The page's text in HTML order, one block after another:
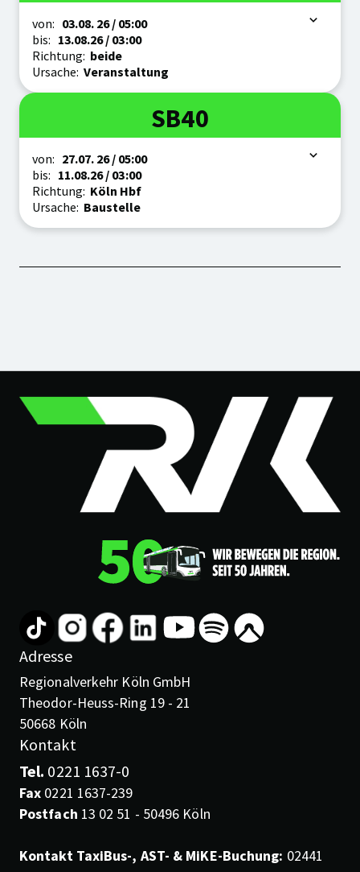
Zeitraum
von: 03.08. 26/ 05:00
bis: 13.08.26/ 03:00
Richtung: beide
Ursache: Veranstaltung
Linie
SB40
Zeitraum
von: 27.07. 26/ 05:00
bis: 11.08.26/ 03:00
Richtung: Köln Hbf
Ursache: Baustelle
Adresse
Regionalverkehr Köln GmbH
Theodor-Heuss-Ring 19 - 21
50668 Köln
Kontakt
Tel. 0221 1637-0
Fax 0221 1637-239
Postfach 13 02 51 - 50496 Köln
Kontakt TaxiBus-, AST- & MiKE-Buchung: 02441